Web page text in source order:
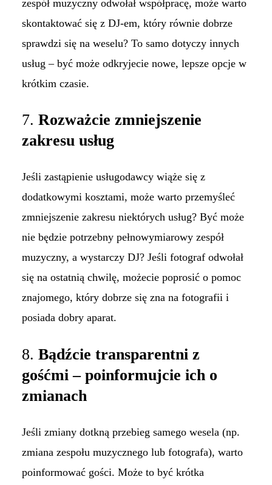
zespół muzyczny odwołał współpracę, może warto
skontaktować się z DJ-em, który równie dobrze
sprawdzi się na weselu? To samo dotyczy innych
usług – być może odkryjecie nowe, lepsze opcje w
krótkim czasie.
7. Rozważcie zmniejszenie
zakresu usług
Jeśli zastąpienie usługodawcy wiąże się z
dodatkowymi kosztami, może warto przemyśleć
zmniejszenie zakresu niektórych usług? Być może
nie będzie potrzebny pełnowymiarowy zespół
muzyczny, a wystarczy DJ? Jeśli fotograf odwołał
się na ostatnią chwilę, możecie poprosić o pomoc
znajomego, który dobrze się zna na fotografii i
posiada dobry aparat.
8. Bądźcie transparentni z
gośćmi – poinformujcie ich o
zmianach
Jeśli zmiany dotkną przebieg samego wesela (np.
zmiana zespołu muzycznego lub fotografa), warto
poinformować gości. Może to być krótka